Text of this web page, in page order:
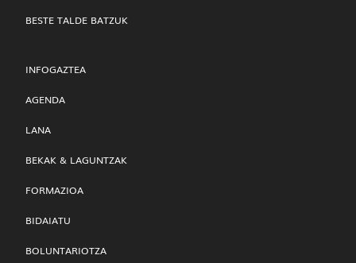
BESTE TALDE BATZUK
INFOGAZTEA
AGENDA
LANA
BEKAK & LAGUNTZAK
FORMAZIOA
BIDAIATU
BOLUNTARIOTZA